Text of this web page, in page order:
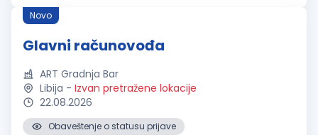
korporativnom izveštavanju Knjiženje...
Novo
Glavni računovođa
ART Gradnja Bar
Libija - Izvan pretražene lokacije
22.08.2026
Obaveštenje o statusu prijave